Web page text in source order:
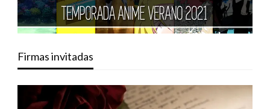
Firmas invitadas